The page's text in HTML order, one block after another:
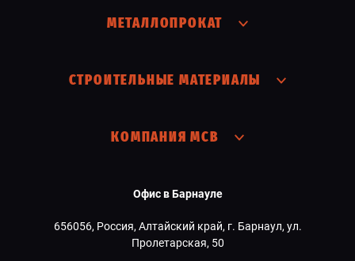
МЕТАЛЛОПРОКАТ
СТРОИТЕЛЬНЫЕ МАТЕРИАЛЫ
КОМПАНИЯ МСВ
Офис в Барнауле
656056, Россия, Алтайский край, г. Барнаул, ул.
Пролетарская, 50